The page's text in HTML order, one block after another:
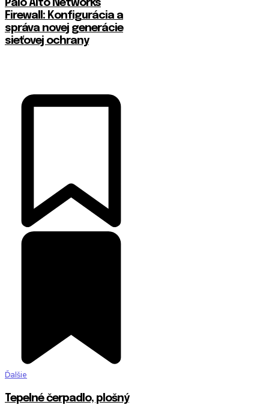
Palo Alto Networks
Firewall: Konfigurácia a
správa novej generácie
sieťovej ochrany
Ďalšie
Tepelné čerpadlo, plošný